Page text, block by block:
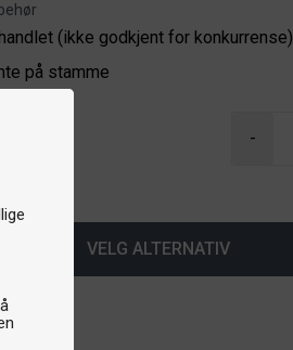
(ikke godkjent for konkurrense)
på stamme
-
VELG ALTERNATIV